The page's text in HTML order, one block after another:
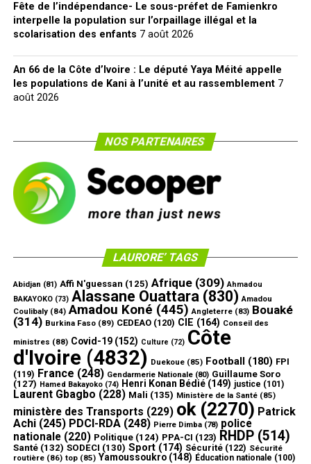
Fête de l’indépendance- Le sous-préfet de Famienkro
interpelle la population sur l’orpaillage illégal et la
scolarisation des enfants 7 août 2026
An 66 de la Côte d’Ivoire : Le député Yaya Méité appelle
les populations de Kani à l’unité et au rassemblement 7
août 2026
NOS PARTENAIRES
LAURORE’ TAGS
Abidjan (81) Affi N'guessan (125) Afrique(309) Ahmadou
BAKAYOKO(73) Alassane Ouattara(830) Amadou
Coulibaly(84) Amadou Koné (445) Angleterre(83) Bouaké
(314) Burkina Faso(89) CEDEAO(120) CIE (164) Conseil des
ministres (88) Covid-19(152) Culture (72) Côte
d'Ivoire(4832) Duekoue(85) Football (180) FPI
(119) France (248) Gendarmerie Nationale(80) Guillaume Soro
(127) Hamed Bakayoko(74) Henri Konan Bédié(149) justice (101)
Laurent Gbagbo (228) Mali (135) Ministère de la Santé(85)
ministère des Transports (229) ok(2270) Patrick
Achi(245) PDCI-RDA(248) Pierre Dimba(78) police
nationale(220) Politique(124) PPA-CI (123) RHDP(514)
Santé(132) SODECI (130) Sport(174) Sécurité(122) Sécurité
routière(86) top(85) Yamoussoukro(148) Éducation nationale (100)